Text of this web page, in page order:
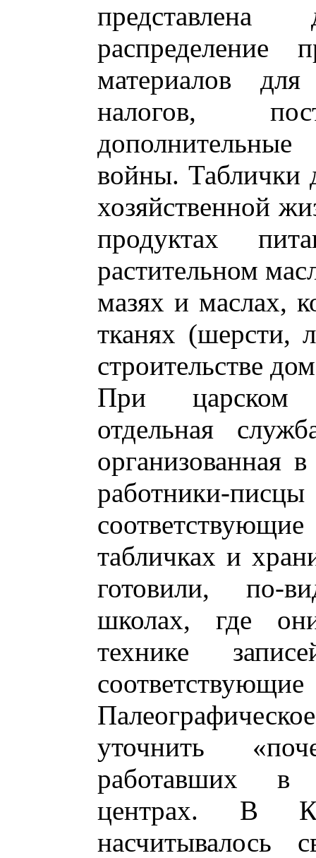
представлена
распределение
материалов
налогов,
войны. Таблички
хозяйственной
продуктах
растительном
мазях и маслах,
тканях (шерсти,
строительстве
При царском
отдельная
организованная
работники-
табличках и
готовили, по-
школах, где
технике
уточнить
работавших в
центрах. В